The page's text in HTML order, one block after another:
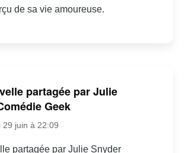
de sa vie amoureuse.
partagée par Julie
Geek
29 juin à 22:09
partagée par Julie Snyder